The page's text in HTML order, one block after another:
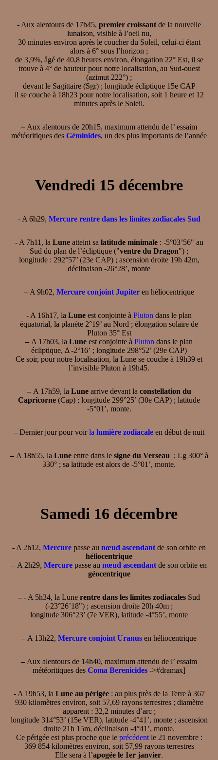
- Aux alentours de 17h45, premier croissant de la nouvelle
lunaison, visible à l’oeil nu,
30 minutes environ après le coucher du Soleil, celui-ci étant
alors à 6° sous l’horizon ;
de 3,9%, âgé de 40,8 heures environ, élongation 22° Est, il se
trouve à 4° de hauteur pour notre localisation, au Sud-ouest
(azimut 222°) ;
devant le Sagittaire (Sgr) ; longitude écliptique 15e CAP
il se couche à 18h23 pour notre localisation, soit 1 heure et 12
minutes après le Soleil.
– Aux alentours de 20h15, maximum attendu de l’ essaim
météoritiques des Géminides, un des plus importants de l’année
Vendredi 15 décembre
- A 6h29, Mercure rentre dans les limites zodiacales Sud
- A 7h11, la Luneatteint sa latitude minimale: -5°03’56" au
Sud du plan de l’écliptique ("ventre du Dragon") ;
longitude : 292°57’ (23e CAP) ; ascension droite 19h 42m,
déclinaison -26°28’, monte
– A 9h02, Mercure conjoint Jupiter en héliocentrique
- A 16h17, la Lune est conjointe à Pluton dans le plan
équatorial, la planète 2°19’ au Nord ; élongation solaire de
Pluton 35° Est
– A 17h03, la Lune est conjointe à Pluton dans le plan
écliptique, Δ -2°16’ ; longitude 298°52’ (29e CAP)
Ce soir, pour notre localisation, la Lune se couche à 19h39 et
l’invisible Pluton à 19h45.
–A 17h59, la Lunearrive devant la constellation du
Capricorne (Cap) ; longitude 299°25’ (30e CAP) ; latitude
-5°01’, monte.
– Dernier jour pour voirla lumière zodiacale en début de nuit
–A 18h55, la Luneentre dans le signe du Verseau ; Lg 300° à
330° ; sa latitude est alors de -5°01’, monte.
Samedi 16 décembre
- A 2h12, Mercure passe au nœud ascendant de son orbite en
héliocentrique
– A 2h29, Mercure passe au nœud ascendant de son orbite en
géocentrique
– - A 5h34, la Lune rentre dans les limites zodiacales Sud
(-23°26’18") ; ascension droite 20h 40m ;
longitude 306°23’ (7e VER), latitude -4°55’, monte
– A 13h22, Mercure conjoint Uranus en héliocentrique
– Aux alentours de 14h40, maximum attendu de l’ essaim
météoritiques des Coma Berenicides ->#dramax]
- A 19h53, la Lune au périgée: au plus près de la Terre à 367
930 kilomètres environ, soit 57,69 rayons terrestres ; diamètre
apparent : 32,2 minutes d’arc ;
longitude 314°53’ (15e VER), latitude -4°41’, monte ; ascension
droite 21h 15m, déclinaison -4°41’, monte.
Ce périgée est plus proche que le précédentle 21 novembre :
369 854 kilomètres environ, soit 57,99 rayons terrestres
Elle sera à l’apogée le 1er janvier.